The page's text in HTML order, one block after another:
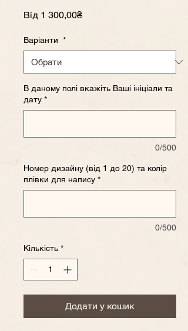
Від 1 300,00₴За
Варіанти *
В даному полі вкажіть Ваші ініціали та
дату *
0/500
Номер дизайну (від 1 до 20) та колір
плівки для напису *
0/500
Кількість *
Додати у кошик